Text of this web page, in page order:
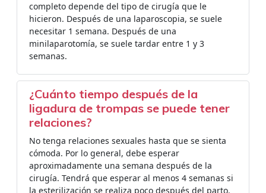
completo depende del tipo de cirugía que le
hicieron. Después de una laparoscopia, se suele
necesitar 1 semana. Después de una
minilaparotomía, se suele tardar entre 1 y 3
semanas.
¿Cuánto tiempo después de la
ligadura de trompas se puede tener
relaciones?
No tenga relaciones sexuales hasta que se sienta
cómoda. Por lo general, debe esperar
aproximadamente una semana después de la
cirugía. Tendrá que esperar al menos 4 semanas si
la esterilización se realiza poco después del parto.